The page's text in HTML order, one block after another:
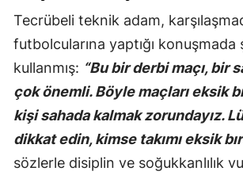
Tecrübeli teknik adam,
futbolcularına yaptığı konuşmada
kullanmış: “Bu bir derbi maçı, bir
çok önemli. Böyle maçları eksik
kişi sahada kalmak zorundayız.
dikkat edin, kimse takımı eksik
sözlerle disiplin ve soğukkanlılık